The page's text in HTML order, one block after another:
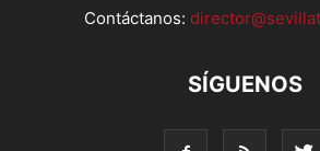
Contáctanos:
SÍGUENOS